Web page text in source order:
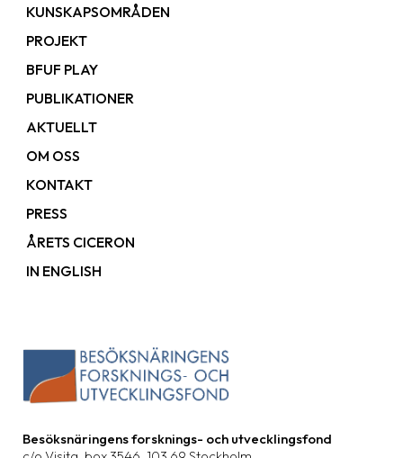
Besöksnäringens forsknings- och utvecklingsfond
KUNSKAPSOMRÅDEN
PROJEKT
BFUF PLAY
PUBLIKATIONER
AKTUELLT
OM OSS
KONTAKT
PRESS
ÅRETS CICERON
IN ENGLISH